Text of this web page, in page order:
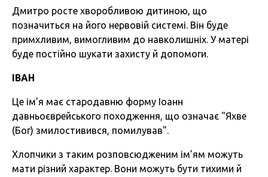
Дмитро росте хворобливою дитиною, що
позначиться на його нервовій системі. Він буде
примхливим, вимогливим до навколишніх. У матері
буде постійно шукати захисту й допомоги.
ІВАН
Це ім’я має стародавню форму Іоанн
давньоєврейського походження, що означає "Яхве
(Бог) змилостивився, помилував".
Хлопчики з таким розповсюдженим ім’ям можуть
мати різний характер. Вони можуть бути тихими й